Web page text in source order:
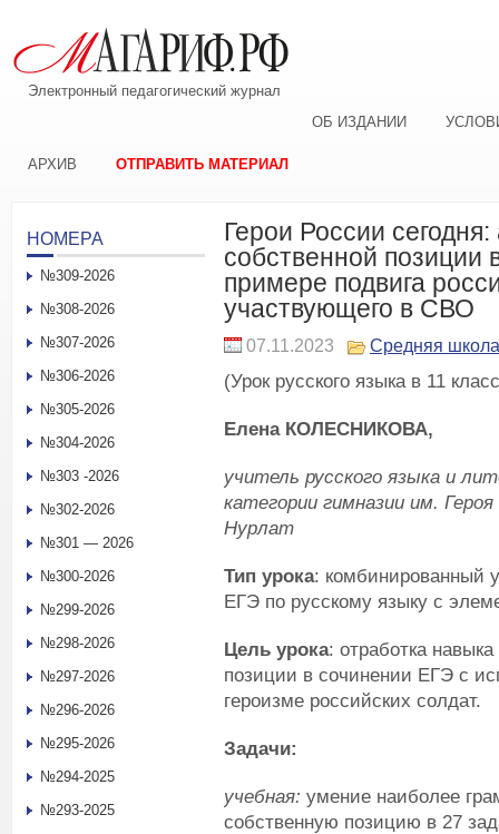
Электронный педагогический журнал
ОБ ИЗДАНИИ
АРХИВ ОТПРАВИТЬ МАТЕРИАЛ
Герои России
собственной позиции
примере подвига
участвующего в СВО
07.11.2023 Средняя школа
(Урок русского языка в 11
Елена КОЛЕСНИКОВА,
учитель русского языка и
категории гимназии им.
Нурлат
Тип урока: комбинированный
ЕГЭ по русскому языку с
Цель урока: отработка
позиции в сочинении ЕГЭ с
героизме российских солдат.
Задачи:
учебная: умение наиболее
собственную позицию в 27
НОМЕРА
№309-2026
№308-2026
№307-2026
№306-2026
№305-2026
№304-2026
№303 -2026
№302-2026
№301 — 2026
№300-2026
№299-2026
№298-2026
№297-2026
№296-2026
№295-2026
№294-2025
№293-2025